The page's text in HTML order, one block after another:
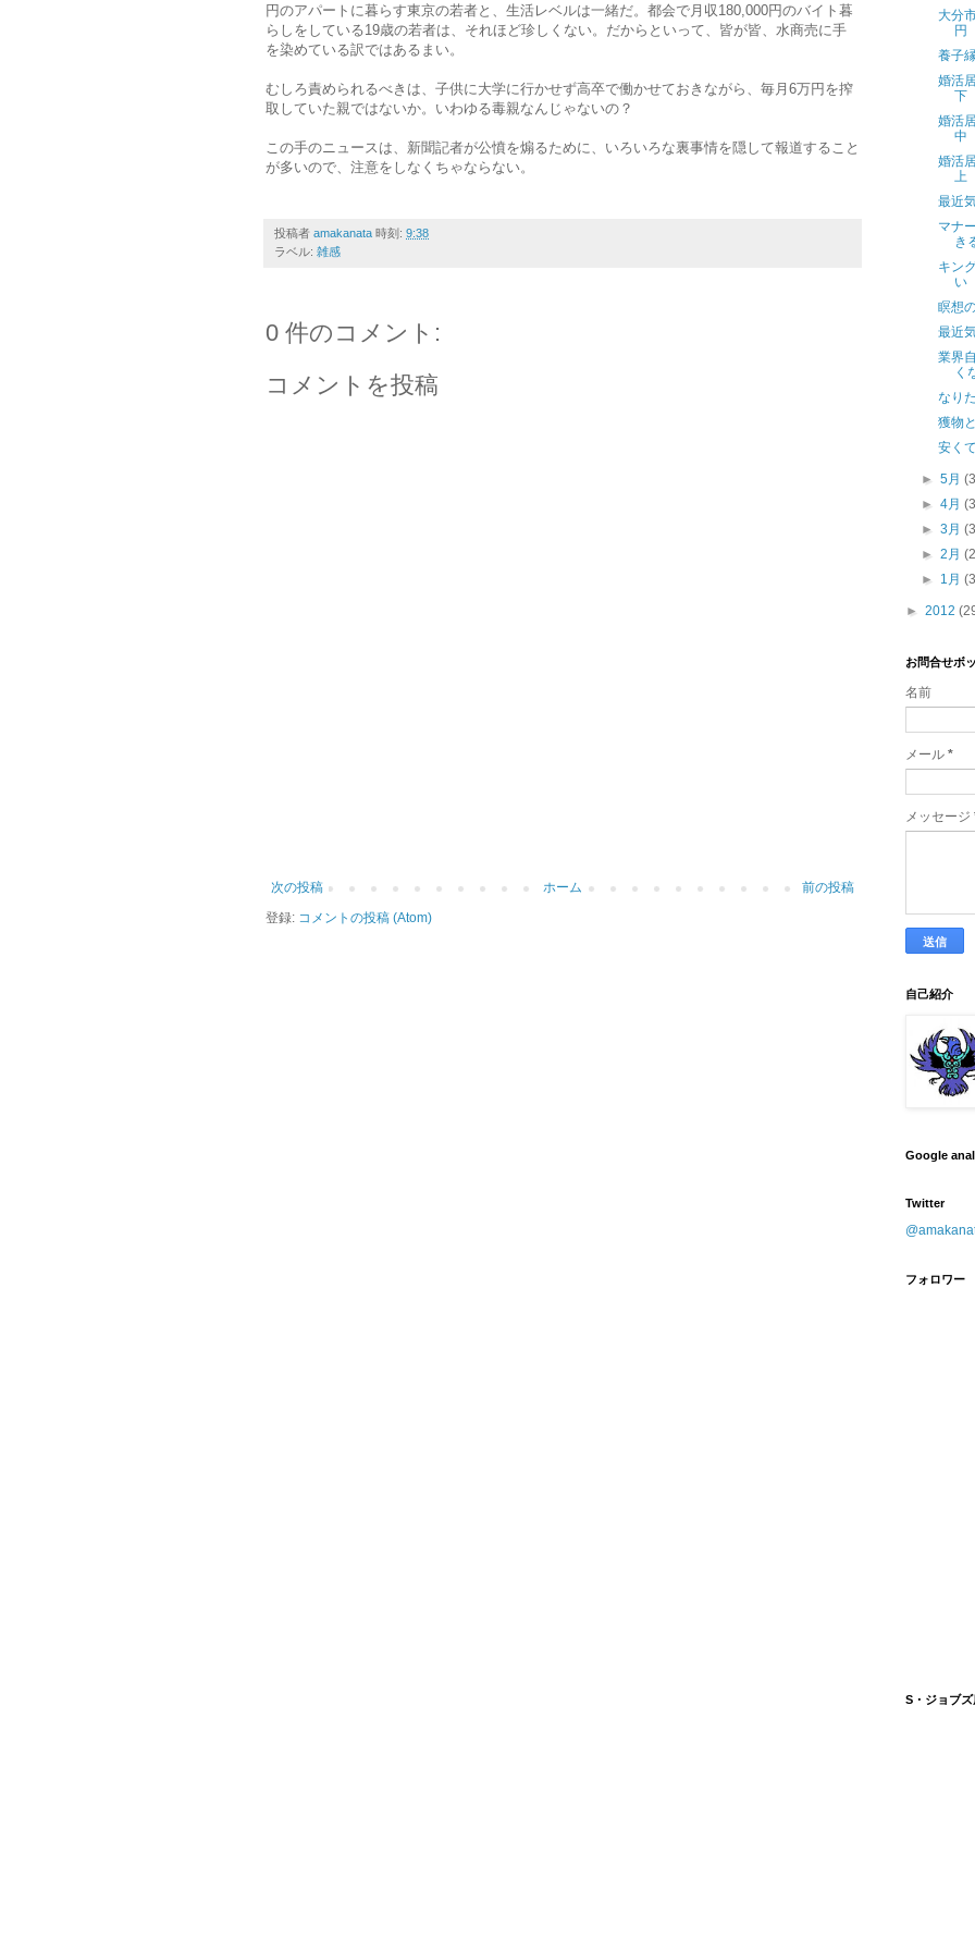
円のアパートに暮らす東京の若者と、生活レベルは一緒だ。都会で月収180,000円のバイト暮
らしをしている19歳の若者は、それほど珍しくない。だからといって、皆が皆、水商売に手
を染めている訳ではあるまい。
むしろ責められるべきは、子供に大学に行かせず高卒で働かせておきながら、毎月6万円を搾
取していた親ではないか。いわゆる毒親なんじゃないの？
この手のニュースは、新聞記者が公憤を煽るために、いろいろな裏事情を隠して報道すること
が多いので、注意をしなくちゃならない。
投稿者 amakanata 時刻: 9:38
ラベル: 雑感
0 件のコメント:
コメントを投稿
次の投稿 前の投稿
ホーム
登録: コメントの投稿 (Atom)
大分
円
養子
婚活
下
婚活
中
婚活
上
最近
マナ
き
キン
い
瞑想
最近
業界
く
なり
獲物
安く
►5月
►4月
►3月
►2月
► 1月
► 2012
お問合せボ
名前
メール *
メッセージ
自己紹介
Google
Twitter
フォロワー
S・ジョブ